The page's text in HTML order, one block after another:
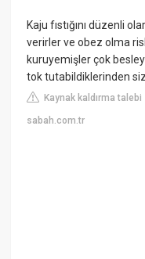
Kaju fıstığını düzenli
verirler ve obez olma
kuruyemişler çok
tok tutabildiklerinden
Kaynak kaldırma talebi
sabah.com.tr